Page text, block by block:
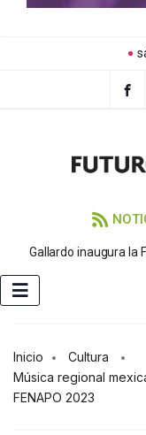
Gallardo inaugura la
Inicio
Cultura
Música regional
FENAPO 2023